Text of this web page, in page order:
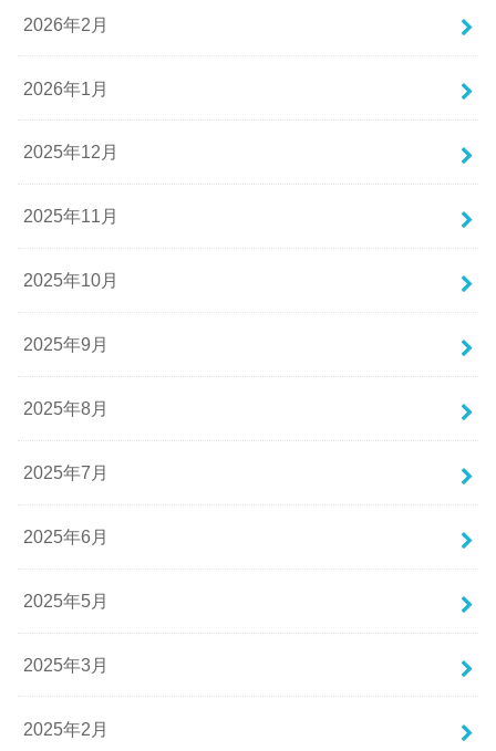
2026年2月
2026年1月
2025年12月
2025年11月
2025年10月
2025年9月
2025年8月
2025年7月
2025年6月
2025年5月
2025年3月
2025年2月